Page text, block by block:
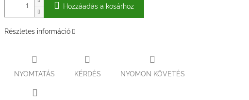
Hozzáadás a kosárhoz
Részletes információ
NYOMTATÁS KÉRDÉS NYOMON KÖVETÉS